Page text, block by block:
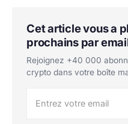
Cet article vous a
prochains par
Rejoignez +40 000
crypto dans votre boîte